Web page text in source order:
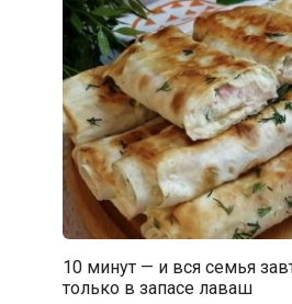
10 минут — и вся семья
только в запасе лаваш